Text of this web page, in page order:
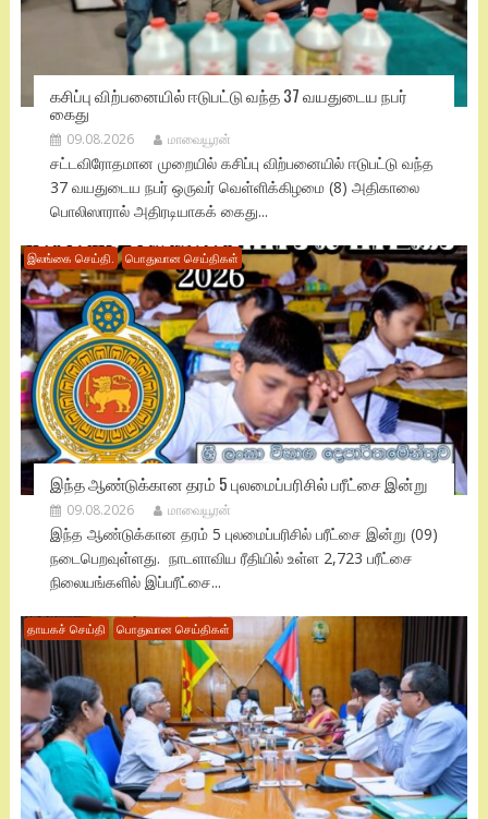
கசிப்பு விற்பனையில் ஈடுபட்டு வந்த 37 வயதுடைய நபர்
கைது
09.08.2026 மாவையூரன்
சட்டவிரோதமான முறையில் கசிப்பு விற்பனையில் ஈடுபட்டு வந்த
37 வயதுடைய நபர் ஒருவர் வெள்ளிக்கிழமை (8) அதிகாலை
பொலிஸாரால் அதிரடியாகக் கைது...
இலங்கை செய்தி. பொதுவான செய்திகள்
இந்த ஆண்டுக்கான தரம் 5 புலமைப்பரிசில் பரீட்சை இன்று
09.08.2026 மாவையூரன்
இந்த ஆண்டுக்கான தரம் 5 புலமைப்பரிசில் பரீட்சை இன்று (09)
நடைபெறவுள்ளது. நாடளாவிய ரீதியில் உள்ள 2,723 பரீட்சை
நிலையங்களில் இப்பரீட்சை...
தாயகச் செய்தி பொதுவான செய்திகள்